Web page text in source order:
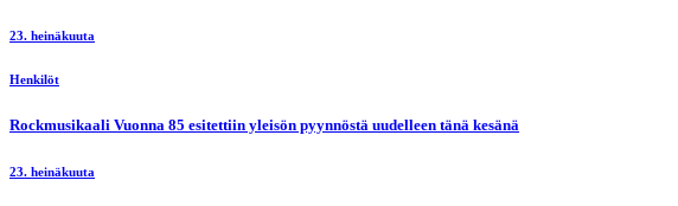
23. heinäkuuta
Henkilöt
Rockmusikaali Vuonna 85 esitettiin yleisön pyynnöstä uudelleen tänä kesänä
23. heinäkuuta